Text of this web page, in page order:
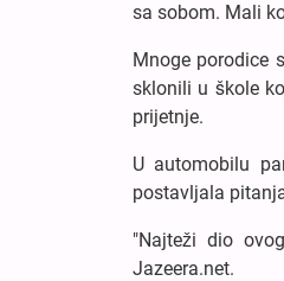
sa sobom. Mali
Mnoge porodice
sklonili u škole
prijetnje.
U automobilu
postavljala
"Najteži dio
Jazeera.net.